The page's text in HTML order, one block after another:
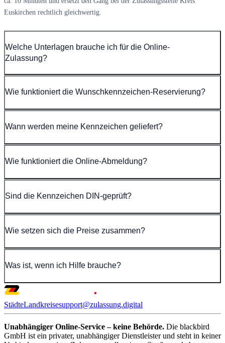
Euskirchen rechtlich gleichwertig.
Welche Unterlagen brauche ich für die Online-
Zulassung?
Wie funktioniert die Wunschkennzeichen-Reservierung?
Wann werden meine Kennzeichen geliefert?
Wie funktioniert die Online-Abmeldung?
Sind die Kennzeichen DIN-geprüft?
Wie setzen sich die Preise zusammen?
Was ist, wenn ich Hilfe brauche?
StädteLandkreisesupport@zulassung.digital
Unabhängiger Online-Service – keine Behörde. Die blackbird
GmbH ist ein privater, unabhängiger Dienstleister und steht in keiner